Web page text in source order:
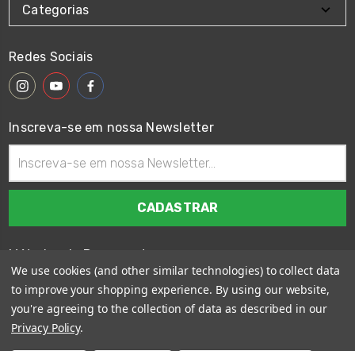
Categorias
Redes Sociais
Inscreva-se em nossa Newsletter
de
email
Métodos de Pagamento
We use cookies (and other similar technologies) to collect data
to improve your shopping experience. By using our website,
you're agreeing to the collection of data as described in our
Privacy Policy.